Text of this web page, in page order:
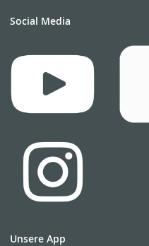
Social Media
Unsere App